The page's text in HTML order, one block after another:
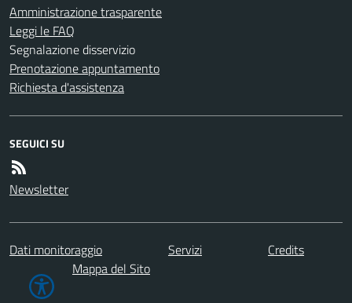
Amministrazione trasparente
Leggi le FAQ
Segnalazione disservizio
Prenotazione appuntamento
Richiesta d'assistenza
SEGUICI SU
Newsletter
Dati monitoraggio Servizi
Credits
Mappa del Sito